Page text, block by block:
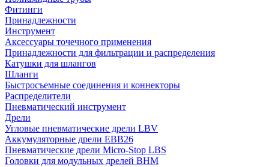
Фитинги
Принадлежности
Инструмент
Аксессуары точечного применения
Принадлежности для фильтрации и распределения
Катушки для шлангов
Шланги
Быстросъемные соединения и коннекторы
Распределители
Пневматический инструмент
Дрели
Угловые пневматические дрели LBV
Аккумуляторные дрели EBB26
Пневматические дрели Micro-Stop LBS
Головки для модульных дрелей BHM